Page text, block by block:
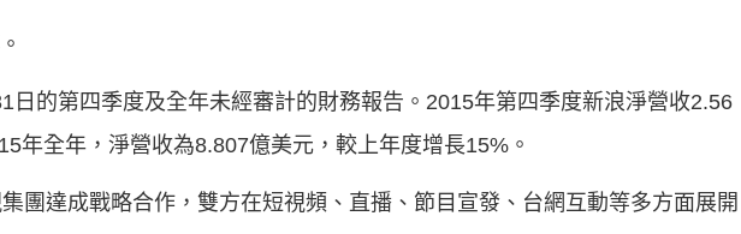
日的第四季度及全年未經審計的財務報告。2015年第四季度新浪淨營收2.56
年全年，淨營收為8.807億美元，較上年度增長15%。
團達成戰略合作，雙方在短視頻、直播、節目宣發、台網互動等多方面展開